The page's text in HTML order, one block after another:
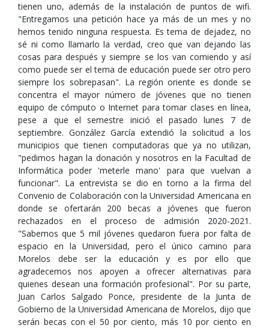
tienen uno, además de la instalación de puntos de wifi.
"Entregamos una petición hace ya más de un mes y no
hemos tenido ninguna respuesta. Es tema de dejadez, no
sé ni como llamarlo la verdad, creo que van dejando las
cosas para después y siempre se los van comiendo y así
como puede ser el tema de educación puede ser otro pero
siempre los sobrepasan". La región oriente es donde se
concentra el mayor número de jóvenes que no tienen
equipo de cómputo o Internet para tomar clases en línea,
pese a que el semestre inició el pasado lunes 7 de
septiembre. González García extendió la solicitud a los
municipios que tienen computadoras que ya no utilizan,
"pedimos hagan la donación y nosotros en la Facultad de
Informática poder 'meterle mano' para que vuelvan a
funcionar". La entrevista se dio en torno a la firma del
Convenio de Colaboración con la Universidad Americana en
donde se ofertarán 200 becas a jóvenes que fueron
rechazados en el proceso de admisión 2020-2021.
"Sabemos que 5 mil jóvenes quedaron fuera por falta de
espacio en la Universidad, pero el único camino para
Morelos debe ser la educación y es por ello que
agradecemos nos apoyen a ofrecer alternativas para
quienes desean una formación profesional". Por su parte,
Juan Carlos Salgado Ponce, presidente de la Junta de
Gobierno de la Universidad Americana de Morelos, dijo que
serán becas con el 50 por ciento, más 10 por ciento en